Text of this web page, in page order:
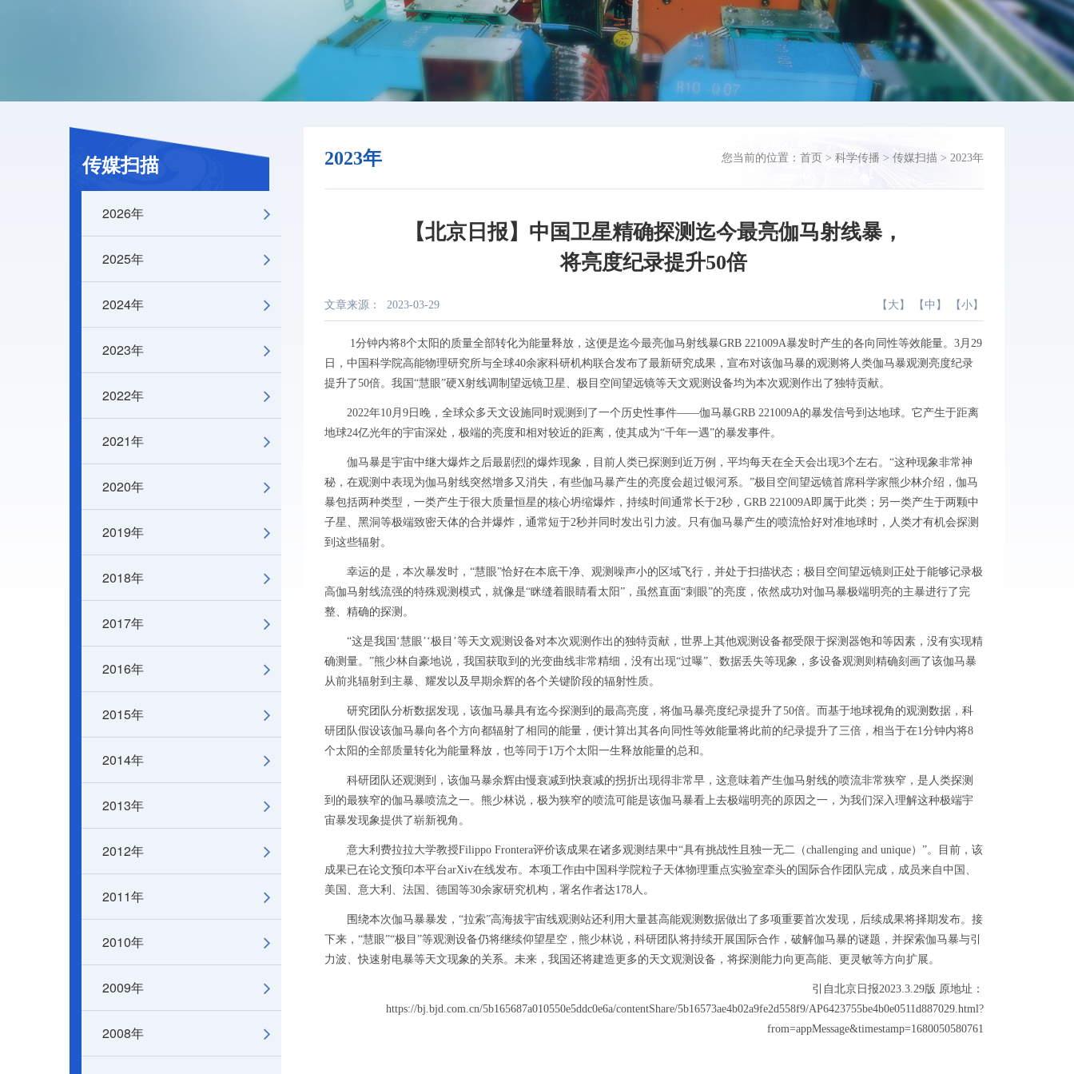
传媒扫描
2026年
2025年
2024年
2023年
2022年
2021年
2020年
2019年
2018年
2017年
2016年
2015年
2014年
2013年
2012年
2011年
2010年
2009年
2008年
2023年 您当前的位置： 首页 > 科学传播 > 传媒扫描 > 2023年
【北京日报】中国卫星精确探测迄今最亮伽马射线暴，
将亮度纪录提升50倍
文章来源： 2023-03-29 【 大 】 【中 】 【小】
1分钟内将8个太阳的质量全部转化为能量释放，这便是迄今最亮伽马射线暴GRB 221009A暴发时产生的各向同性等效能量。3月29
日，中国科学院高能物理研究所与全球40余家科研机构联合发布了最新研究成果，宣布对该伽马暴的观测将人类伽马暴观测亮度纪录
提升了50倍。我国“慧眼”硬X射线调制望远镜卫星、极目空间望远镜等天文观测设备均为本次观测作出了独特贡献。
2022年10月9日晚，全球众多天文设施同时观测到了一个历史性事件——伽马暴GRB 221009A的暴发信号到达地球。它产生于距离
地球24亿光年的宇宙深处，极端的亮度和相对较近的距离，使其成为“千年一遇”的暴发事件。
伽马暴是宇宙中继大爆炸之后最剧烈的爆炸现象，目前人类已探测到近万例，平均每天在全天会出现3个左右。“这种现象非常神
秘，在观测中表现为伽马射线突然增多又消失，有些伽马暴产生的亮度会超过银河系。”极目空间望远镜首席科学家熊少林介绍，伽马
暴包括两种类型，一类产生于很大质量恒星的核心坍缩爆炸，持续时间通常长于2秒，GRB 221009A即属于此类；另一类产生于两颗中
子星、黑洞等极端致密天体的合并爆炸，通常短于2秒并同时发出引力波。只有伽马暴产生的喷流恰好对准地球时，人类才有机会探测
到这些辐射。
幸运的是，本次暴发时，“慧眼”恰好在本底干净、观测噪声小的区域飞行，并处于扫描状态；极目空间望远镜则正处于能够记录极
高伽马射线流强的特殊观测模式，就像是“眯缝着眼睛看太阳”，虽然直面“刺眼”的亮度，依然成功对伽马暴极端明亮的主暴进行了完
整、精确的探测。
“这是我国‘慧眼’‘极目’等天文观测设备对本次观测作出的独特贡献，世界上其他观测设备都受限于探测器饱和等因素，没有实现精
确测量。”熊少林自豪地说，我国获取到的光变曲线非常精细，没有出现“过曝”、数据丢失等现象，多设备观测则精确刻画了该伽马暴
从前兆辐射到主暴、耀发以及早期余辉的各个关键阶段的辐射性质。
研究团队分析数据发现，该伽马暴具有迄今探测到的最高亮度，将伽马暴亮度纪录提升了50倍。而基于地球视角的观测数据，科
研团队假设该伽马暴向各个方向都辐射了相同的能量，便计算出其各向同性等效能量将此前的纪录提升了三倍，相当于在1分钟内将8
个太阳的全部质量转化为能量释放，也等同于1万个太阳一生释放能量的总和。
科研团队还观测到，该伽马暴余辉由慢衰减到快衰减的拐折出现得非常早，这意味着产生伽马射线的喷流非常狭窄，是人类探测
到的最狭窄的伽马暴喷流之一。熊少林说，极为狭窄的喷流可能是该伽马暴看上去极端明亮的原因之一，为我们深入理解这种极端宇
宙暴发现象提供了崭新视角。
意大利费拉拉大学教授Filippo Frontera评价该成果在诸多观测结果中“具有挑战性且独一无二（challenging and unique）”。目前，该
成果已在论文预印本平台arXiv在线发布。本项工作由中国科学院粒子天体物理重点实验室牵头的国际合作团队完成，成员来自中国、
美国、意大利、法国、德国等30余家研究机构，署名作者达178人。
围绕本次伽马暴暴发，“拉索”高海拔宇宙线观测站还利用大量甚高能观测数据做出了多项重要首次发现，后续成果将择期发布。接
下来，“慧眼”“极目”等观测设备仍将继续仰望星空，熊少林说，科研团队将持续开展国际合作，破解伽马暴的谜题，并探索伽马暴与引
力波、快速射电暴等天文现象的关系。未来，我国还将建造更多的天文观测设备，将探测能力向更高能、更灵敏等方向扩展。
引自北京日报2023.3.29版 原地址：
https://bj.bjd.com.cn/5b165687a010550e5ddc0e6a/contentShare/5b16573ae4b02a9fe2d558f9/AP6423755be4b0e0511d887029.html?
from=appMessage&timestamp=1680050580761